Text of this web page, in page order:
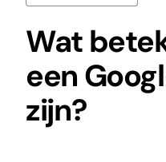
Wat
een
zijn?